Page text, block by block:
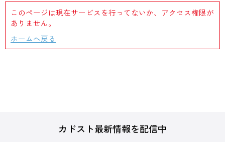
このページは現在サービスを行ってないか、アクセス権限が
ありません。
ホームへ戻る
カドスト最新情報を配信中